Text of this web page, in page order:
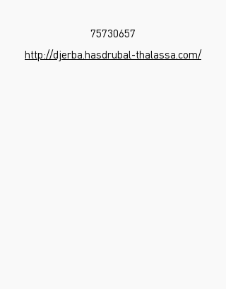
75730657
http://djerba.hasdrubal-thalassa.com/